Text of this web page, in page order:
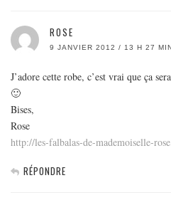
ROSE
9 JANVIER 2012 / 13 H 27
J’adore cette robe, c’est vrai que ça
🙂
Bises,
Rose
http://les-falbalas-de-mademoiselle-
RÉPONDRE